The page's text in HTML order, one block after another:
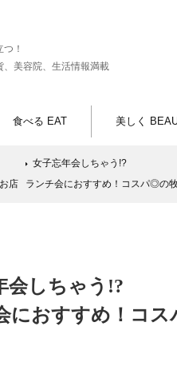
！
、美容院、生活情報満載
食べる EAT 美しく
店
女子忘年会しちゃう!?
ランチ会におすすめ！コスパ◎の
会しちゃう!?
におすすめ！コ